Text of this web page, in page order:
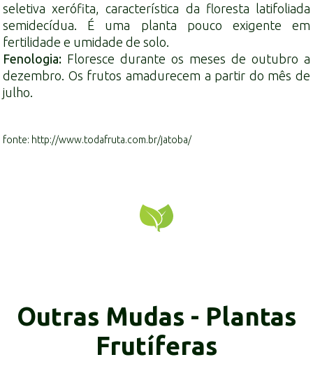
seletiva xerófita, característica da floresta latifoliada
semidecídua. É uma planta pouco exigente em
fertilidade e umidade de solo.
Fenologia: Floresce durante os meses de outubro a
dezembro. Os frutos amadurecem a partir do mês de
julho.
fonte: http://www.todafruta.com.br/jatoba/
Outras Mudas - Plantas
Frutíferas